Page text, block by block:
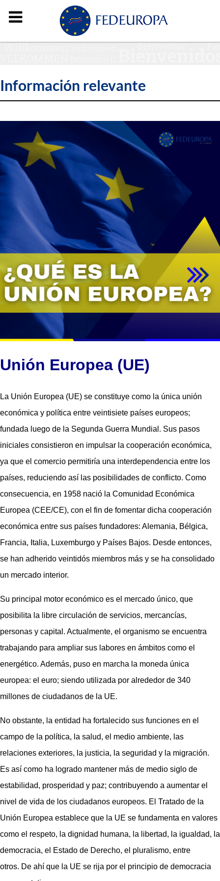
Información relevante
Unión Europea (UE)
La Unión Europea (UE) se constituye como la única unión
económica y política entre veintisiete países europeos;
fundada luego de la Segunda Guerra Mundial. Sus pasos
iniciales consistieron en impulsar la cooperación económica,
ya que el comercio permitiría una interdependencia entre los
países, reduciendo así las posibilidades de conflicto.​ ​Como
consecuencia, en 1958 nació la Comunidad Económica
Europea (CEE/CE), con el fin de fomentar dicha cooperación
económica entre sus países fundadores: Alemania, Bélgica,
Francia, Italia, Luxemburgo y Países Bajos. Desde entonces,
se han adherido veintidós miembros más y se ha consolidado
un mercado interior.
Su principal motor económico es el mercado único, que
posibilita la libre circulación de servicios, mercancías,
personas y capital. Actualmente, el organismo se encuentra
trabajando para ampliar sus labores en ámbitos como el
energético. Además, puso en marcha la moneda única
europea: el euro; siendo utilizada por alrededor de 340
millones de ciudadanos de la UE.
No obstante, la entidad ha fortalecido sus funciones en el
campo de la política, la salud, el medio ambiente, las
relaciones exteriores, la justicia, la seguridad y la migración.
Es así como ha logrado mantener más de medio siglo de
estabilidad, prosperidad y paz; contribuyendo a aumentar el
nivel de vida de los ciudadanos europeos. El Tratado de la
Unión Europea establece que la UE se fundamenta en valores
como el respeto, la dignidad humana, la libertad, la igualdad, la
democracia, el Estado de Derecho, el pluralismo, entre
otros. De ahí que la UE se rija por el principio de democracia